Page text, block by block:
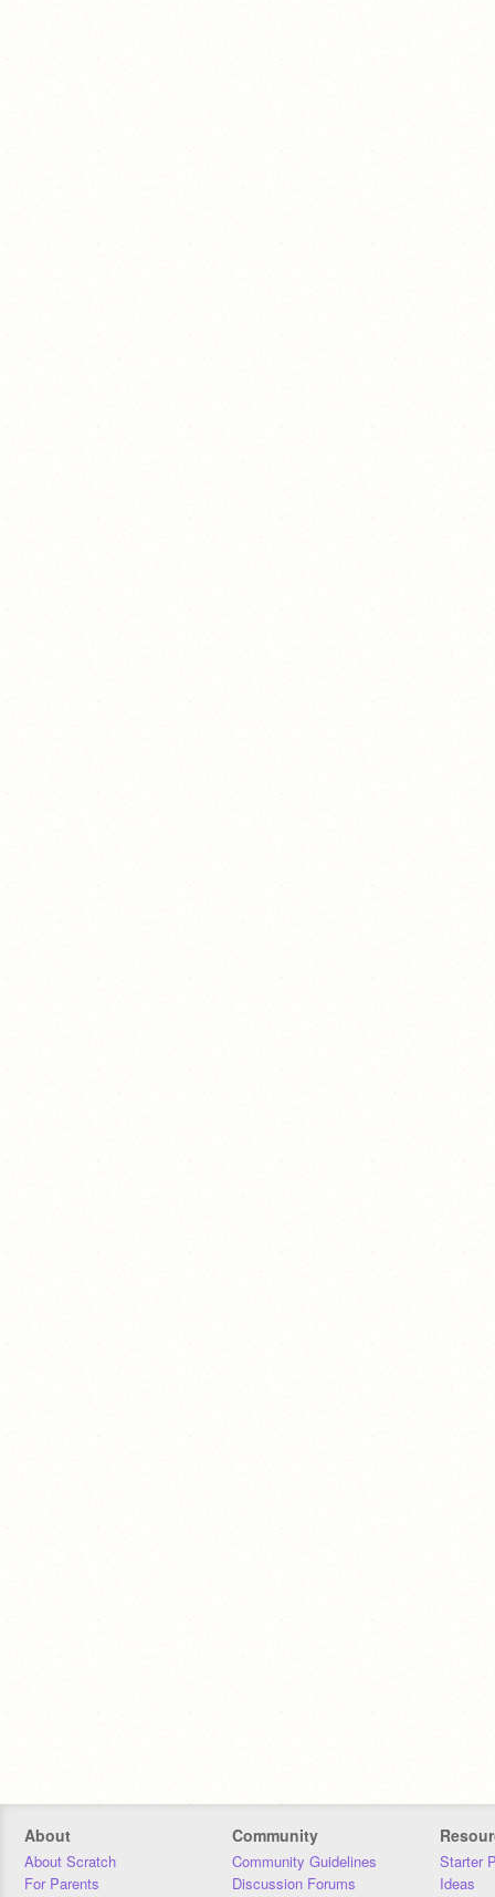
About
About Scratch
For Parents
Community
Community Guidelines
Discussion Forums
Starter
Ideas